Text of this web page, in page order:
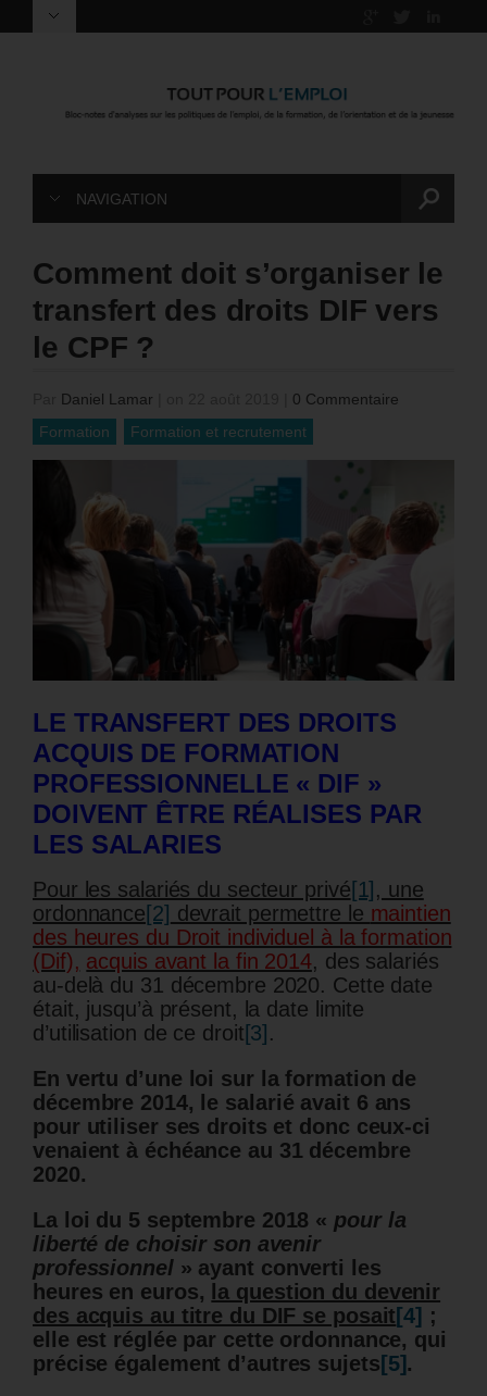
NAVIGATION
Comment doit s’organiser le
transfert des droits DIF vers
le CPF ?
Daniel Lamar
0 Commentaire
Formation
Formation et recrutement
LE TRANSFERT DES DROITS
ACQUIS DE FORMATION
PROFESSIONNELLE « DIF »
DOIVENT ÊTRE RÉALISES PAR
LES SALARIES
Pour les salariés du secteur privé[1] , une
ordonnance[2] devrait permettre le maintien
des heures du Droit individuel à la formation
(Dif), acquis avant la fin 2014, des salariés
au-delà du 31 décembre 2020. Cette date
était, jusqu’à présent, la date limite
d’utilisation de ce droit[3] .
En vertu d’une loi sur la formation de
décembre 2014, le salarié avait 6 ans
pour utiliser ses droits et donc ceux-ci
venaient à échéance au 31 décembre
2020.
La loi du 5 septembre 2018 « pour la
liberté de choisir son avenir
professionnel» ayant converti les
heures en euros,
la question du devenir
des acquis au titre du DIF se posait [4] ;
elle est réglée par cette ordonnance, qui
précise également d’autres sujets [5].